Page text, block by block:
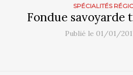
SPÉCIALITÉS
Fondue savoyarde
Publié le 01/01/